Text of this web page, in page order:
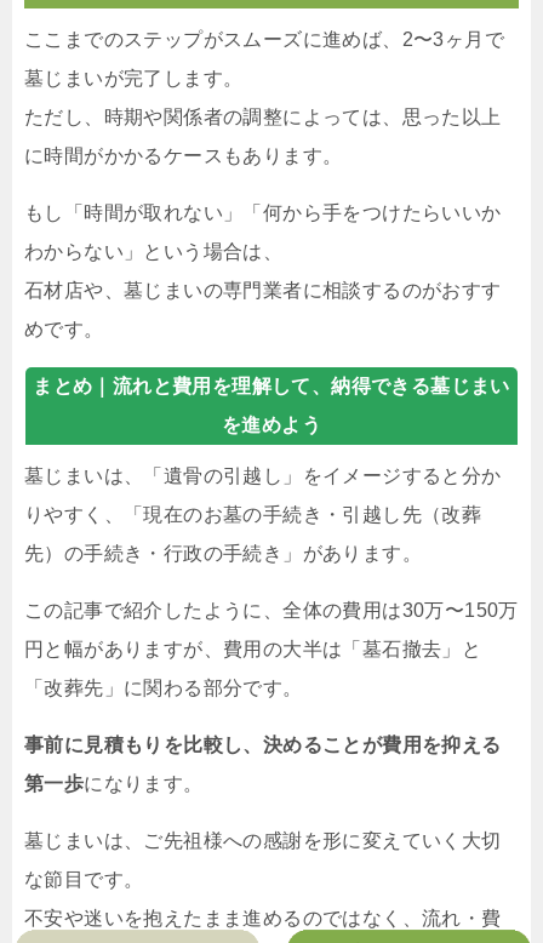
ここまでのステップがスムーズに進めば、2〜3ヶ月で
墓じまいが完了します。
ただし、時期や関係者の調整によっては、思った以上
に時間がかかるケースもあります。
もし「時間が取れない」「何から手をつけたらいいか
わからない」という場合は、
石材店や、墓じまいの専門業者に相談するのがおすす
めです。
まとめ｜ 流れと費用を理解して、納得できる墓じまい
を進めよう
墓じまいは、「遺骨の引越し」をイメージすると分か
りやすく、「現在のお墓の手続き・引越し先（改葬
先）の手続き・行政の手続き」があります。
この記事で紹介したように、全体の費用は30万〜150万
円と幅がありますが、費用の大半は「墓石撤去」と
「改葬先」に関わる部分です。
事前に見積もりを比較し、決めることが費用を抑える
第一歩になります。
墓じまいは、ご先祖様への感謝を形に変えていく大切
な節目です。
不安や迷いを抱えたまま進めるのではなく、流れ・費